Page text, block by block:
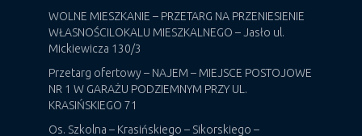
WOLNE MIESZKANIE – PRZETARG NA PRZENIESIENIE
WŁASNOŚCILOKALU MIESZKALNEGO – Jasło ul.
Mickiewicza 130/3
Przetarg ofertowy – NAJEM – MIEJSCE POSTOJOWE
NR 1 W GARAŻU PODZIEMNYM PRZY UL.
KRASIŃSKIEGO 71
Os. Szkolna – Krasińskiego – Sikorskiego –